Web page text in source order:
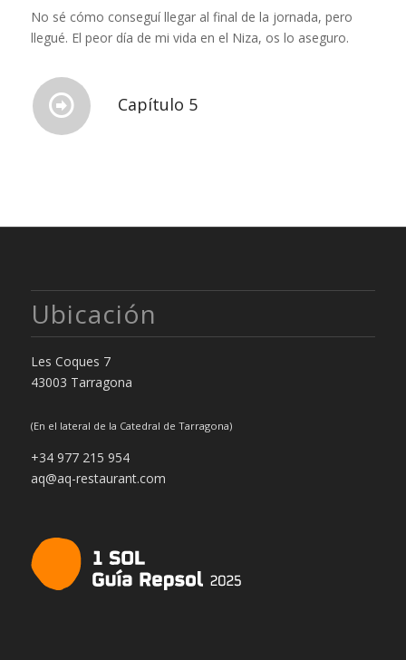
No sé cómo conseguí llegar al final de la jornada, pero
llegué. El peor día de mi vida en el Niza, os lo aseguro.
Capítulo 5
Ubicación
Les Coques 7
43003 Tarragona
(En el lateral de la Catedral de Tarragona)
+34 977 215 954
aq@aq-restaurant.com